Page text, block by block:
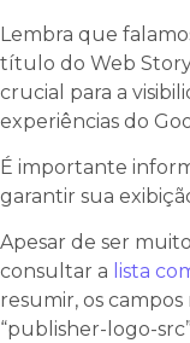
Lembra que
título do Web
crucial para a
experiências do
É importante
garantir sua
Apesar de ser
consultar a lista
resumir, os
“publisher-logo-